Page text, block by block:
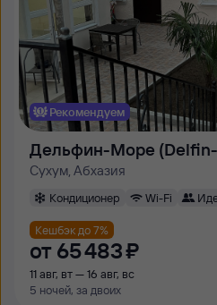
Рекомендуем
Дельфин-Море
Сухум, Абхазия
Кондиционер Wi-Fi
Кешбэк до 7%
от 65 ⁠483 ⁠₽
11 авг, вт — 16 авг, вс
5 ночей, за двоих